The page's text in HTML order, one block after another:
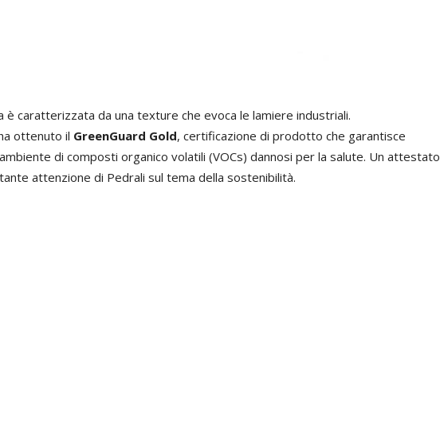
è caratterizzata da una texture che evoca le lamiere industriali.
ottenuto il GreenGuard Gold, certificazione di prodotto che garantisce
di composti organico volatili (VOCs) dannosi per la salute. Un attestato
attenzione di Pedrali sul tema della sostenibilità.